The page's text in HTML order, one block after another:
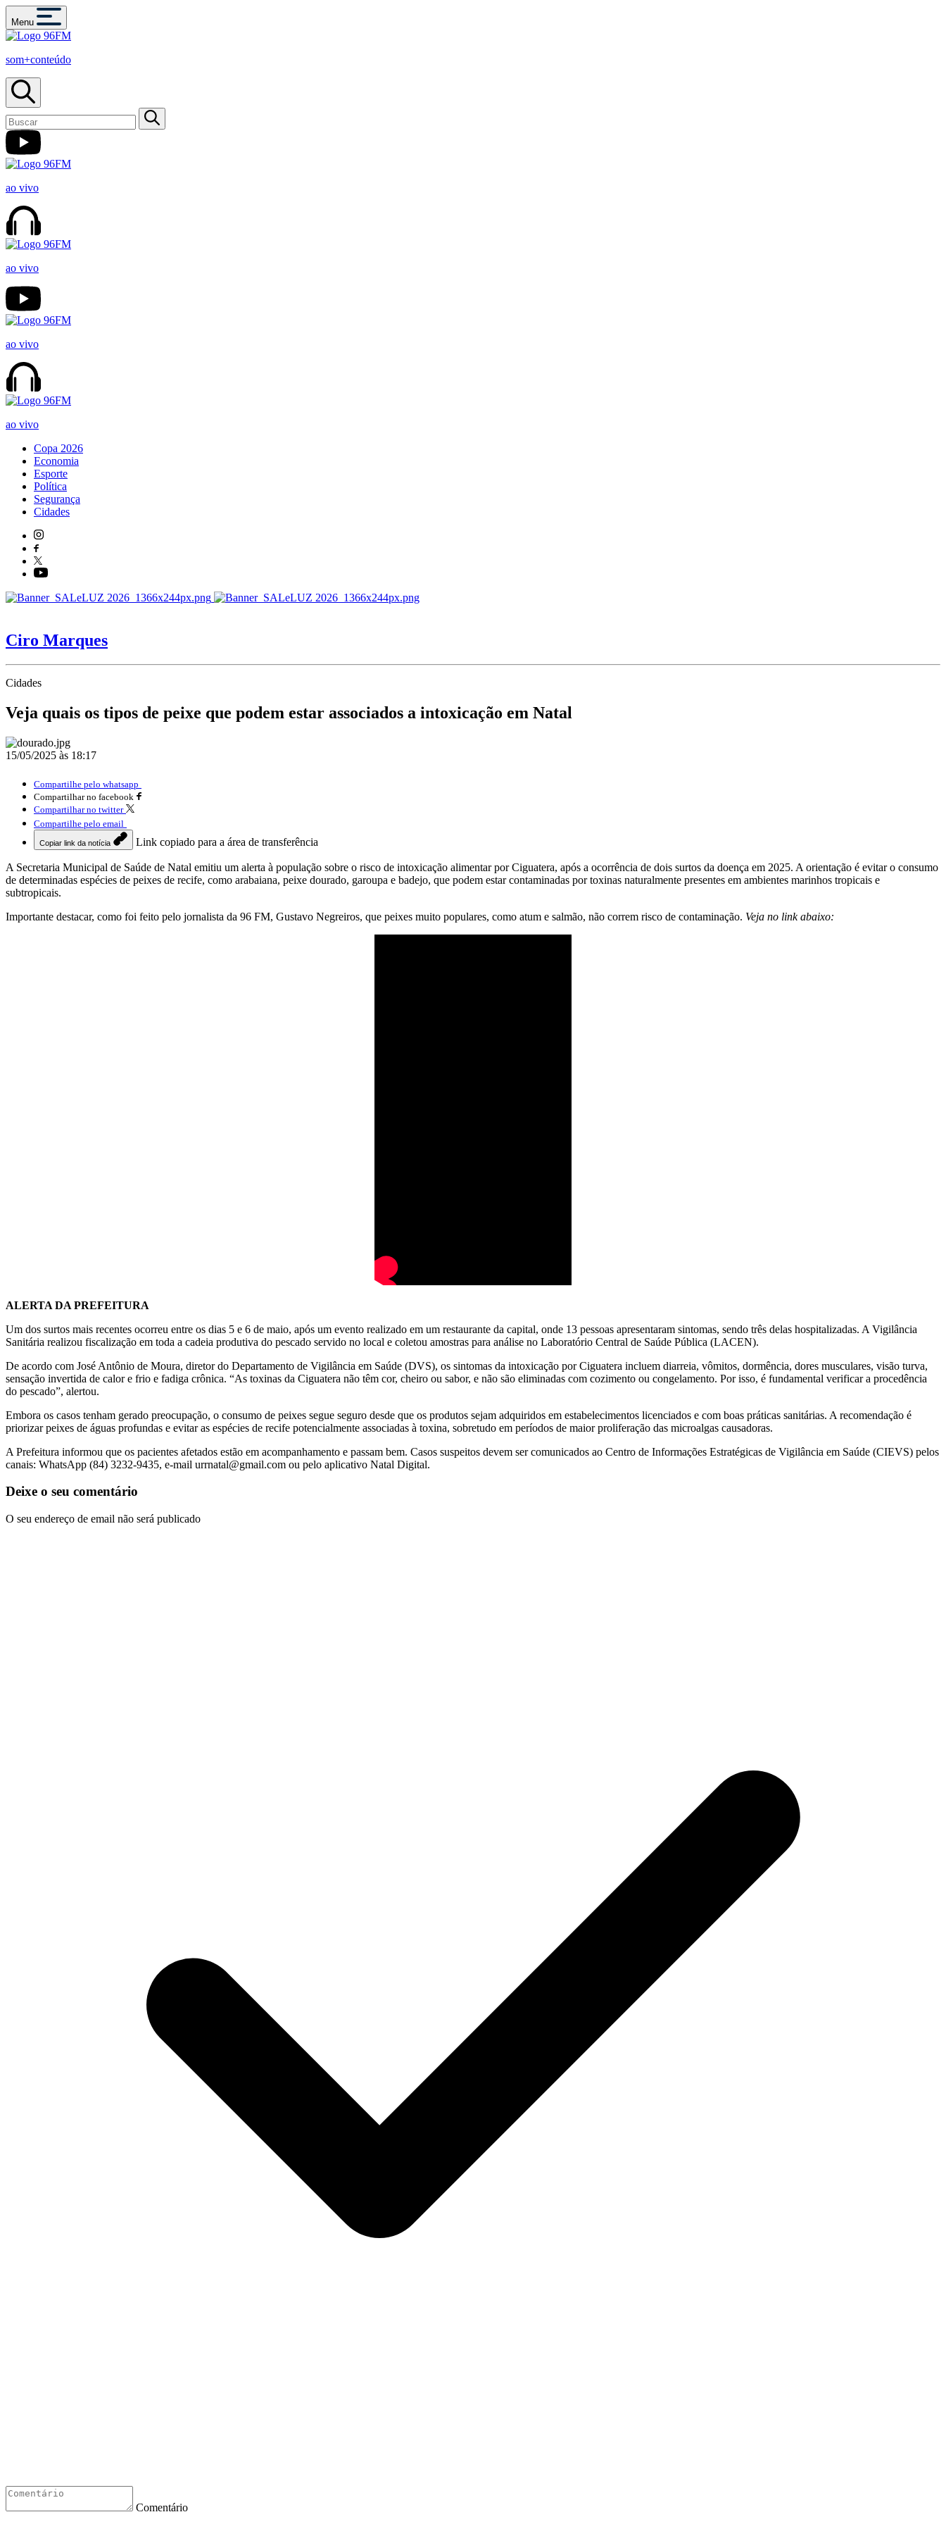
Menu
som+conteúdo
ao vivo
ao vivo
ao vivo
ao vivo
Copa 2026
Economia
Esporte
Política
Segurança
Cidades
Ciro Marques
Cidades
Veja quais os tipos de peixe que podem estar associados a intoxicação em Natal
15/05/2025 às 18:17
Compartilhe pelo whatsapp
Compartilhar no facebook
Compartilhar no twitter
Compartilhe pelo email
Copiar link da notícia Link copiado para a área de transferência
A Secretaria Municipal de Saúde de Natal emitiu um alerta à população sobre o risco de intoxicação alimentar por Ciguatera, após a ocorrência de dois surtos da doença em 2025. A orientação é evitar o consumo
de determinadas espécies de peixes de recife, como arabaiana, peixe dourado, garoupa e badejo, que podem estar contaminadas por toxinas naturalmente presentes em ambientes marinhos tropicais e
subtropicais.
Importante destacar, como foi feito pelo jornalista da 96 FM, Gustavo Negreiros, que peixes muito populares, como atum e salmão, não correm risco de contaminação. Veja no link abaixo:
ALERTA DA PREFEITURA
Um dos surtos mais recentes ocorreu entre os dias 5 e 6 de maio, após um evento realizado em um restaurante da capital, onde 13 pessoas apresentaram sintomas, sendo três delas hospitalizadas. A Vigilância
Sanitária realizou fiscalização em toda a cadeia produtiva do pescado servido no local e coletou amostras para análise no Laboratório Central de Saúde Pública (LACEN).
De acordo com José Antônio de Moura, diretor do Departamento de Vigilância em Saúde (DVS), os sintomas da intoxicação por Ciguatera incluem diarreia, vômitos, dormência, dores musculares, visão turva,
sensação invertida de calor e frio e fadiga crônica. “As toxinas da Ciguatera não têm cor, cheiro ou sabor, e não são eliminadas com cozimento ou congelamento. Por isso, é fundamental verificar a procedência
do pescado”, alertou.
Embora os casos tenham gerado preocupação, o consumo de peixes segue seguro desde que os produtos sejam adquiridos em estabelecimentos licenciados e com boas práticas sanitárias. A recomendação é
priorizar peixes de águas profundas e evitar as espécies de recife potencialmente associadas à toxina, sobretudo em períodos de maior proliferação das microalgas causadoras.
A Prefeitura informou que os pacientes afetados estão em acompanhamento e passam bem. Casos suspeitos devem ser comunicados ao Centro de Informações Estratégicas de Vigilância em Saúde (CIEVS) pelos
canais: WhatsApp (84) 3232-9435, e-mail urrnatal@gmail.com ou pelo aplicativo Natal Digital.
Deixe o seu comentário
O seu endereço de email não será publicado
Comentário